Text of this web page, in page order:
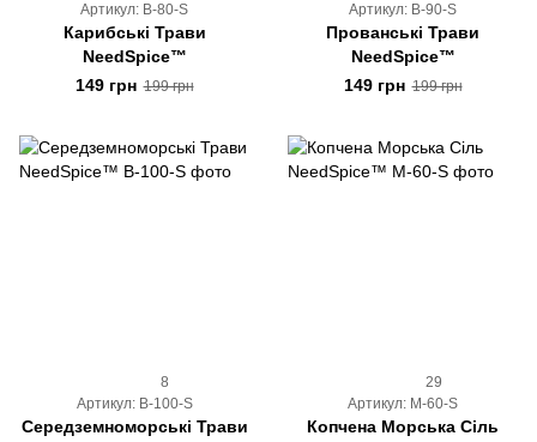
Артикул: B-80-S
Карибські Трави
NeedSpice™
149 грн 199 грн
Артикул: B-90-S
Прованські Трави
NeedSpice™
149 грн 199 грн
8
Артикул: B-100-S
Середземноморські Трави
29
Артикул: M-60-S
Копчена Морська Сіль